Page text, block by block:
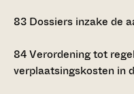
83 Dossiers inzake de
84Verordening tot
verplaatsingskosten in